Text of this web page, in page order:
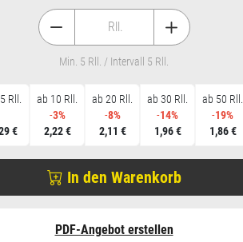
Rll.
€
ab 10 Rll.
-3%
2,22 €
ab 20 Rll.
-8%
2,11 €
ab 30 Rll.
-14%
1,96 €
ab 50 Rll.
-19%
1,86 €
Rll.
Min. 5 Rll. / Intervall 5 Rll.
In den Warenkorb
PDF-Angebot erstellen